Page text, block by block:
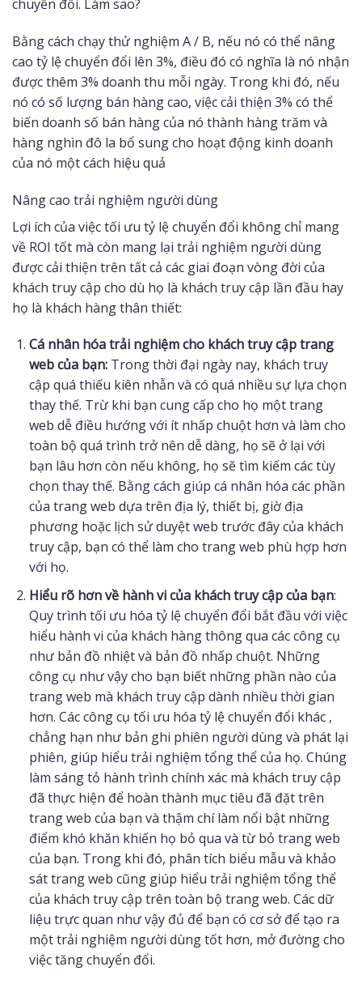
chuyển đổi. Làm sao?
Bằng cách chạy thử nghiệm A / B, nếu nó có thể nâng
cao tỷ lệ chuyển đổi lên 3%, điều đó có nghĩa là nó nhận
được thêm 3% doanh thu mỗi ngày. Trong khi đó, nếu
nó có số lượng bán hàng cao, việc cải thiện 3% có thể
biến doanh số bán hàng của nó thành hàng trăm và
hàng nghìn đô la bổ sung cho hoạt động kinh doanh
của nó một cách hiệu quả
Nâng cao trải nghiệm người dùng
Lợi ích của việc tối ưu tỷ lệ chuyển đổi không chỉ mang
về ROI tốt mà còn mang lại trải nghiệm người dùng
được cải thiện trên tất cả các giai đoạn vòng đời của
khách truy cập cho dù họ là khách truy cập lần đầu hay
họ là khách hàng thân thiết:
Cá nhân hóa trải nghiệm cho khách truy cập trang
web của bạn:Trong thời đại ngày nay, khách truy
cập quá thiếu kiên nhẫn và có quá nhiều sự lựa chọn
thay thế. Trừ khi bạn cung cấp cho họ một trang
web dễ điều hướng với ít nhấp chuột hơn và làm cho
toàn bộ quá trình trở nên dễ dàng, họ sẽ ở lại với
bạn lâu hơn còn nếu không, họ sẽ tìm kiếm các tùy
chọn thay thế. Bằng cách giúp cá nhân hóa các phần
của trang web dựa trên địa lý, thiết bị, giờ địa
phương hoặc lịch sử duyệt web trước đây của khách
truy cập, bạn có thể làm cho trang web phù hợp hơn
với họ.
Hiểu rõ hơn về hành vi của khách truy cập của bạn:
Quy trình tối ưu hóa tỷ lệ chuyển đổi bắt đầu với việc
hiểu hành vi của khách hàng thông qua các công cụ
như bản đồ nhiệt và bản đồ nhấp chuột. Những
công cụ như vậy cho bạn biết những phần nào của
trang web mà khách truy cập dành nhiều thời gian
hơn. Các công cụ tối ưu hóa tỷ lệ chuyển đổi khác ,
chẳng hạn như bản ghi phiên người dùng và phát lại
phiên, giúp hiểu trải nghiệm tổng thể của họ. Chúng
làm sáng tỏ hành trình chính xác mà khách truy cập
đã thực hiện để hoàn thành mục tiêu đã đặt trên
trang web của bạn và thậm chí làm nổi bật những
điểm khó khăn khiến họ bỏ qua và từ bỏ trang web
của bạn. Trong khi đó, phân tích biểu mẫu và khảo
sát trang web cũng giúp hiểu trải nghiệm tổng thể
của khách truy cập trên toàn bộ trang web. Các dữ
liệu trực quan như vậy đủ để bạn có cơ sở để tạo ra
một trải nghiệm người dùng tốt hơn, mở đường cho
việc tăng chuyển đổi.